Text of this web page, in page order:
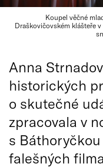
Koupel věčné
Draškovičovském klášteře
Anna
historických
o skutečné
zpracovala v
s
falešných